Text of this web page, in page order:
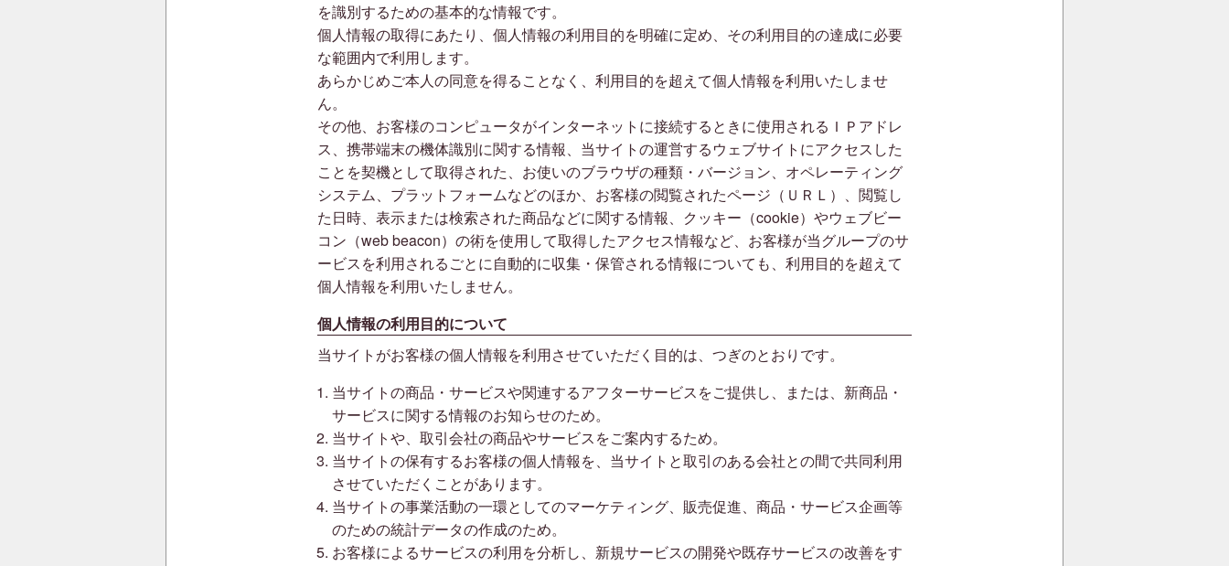
を識別するための基本的な情報です。
個人情報の取得にあたり、個人情報の利用目的を明確に定め、その利用目的の達成に必要
な範囲内で利用します。
あらかじめご本人の同意を得ることなく、利用目的を超えて個人情報を利用いたしませ
ん。
その他、お客様のコンピュータがインターネットに接続するときに使用されるＩＰアドレ
ス、携帯端末の機体識別に関する情報、当サイトの運営するウェブサイトにアクセスした
ことを契機として取得された、お使いのブラウザの種類・バージョン、オペレーティング
システム、プラットフォームなどのほか、お客様の閲覧されたページ（ＵＲＬ）、閲覧し
た日時、表示または検索された商品などに関する情報、クッキー（cookie）やウェブビー
コン（web beacon）の術を使用して取得したアクセス情報など、お客様が当グループのサ
ービスを利用されるごとに自動的に収集・保管される情報についても、利用目的を超えて
個人情報を利用いたしません。
個人情報の利用目的について
当サイトがお客様の個人情報を利用させていただく目的は、つぎのとおりです。
当サイトの商品・サービスや関連するアフターサービスをご提供し、または、新商品・
サービスに関する情報のお知らせのため。
当サイトや、取引会社の商品やサービスをご案内するため。
当サイトの保有するお客様の個人情報を、当サイトと取引のある会社との間で共同利用
させていただくことがあります。
当サイトの事業活動の一環としてのマーケティング、販売促進、商品・サービス企画等
のための統計データの作成のため。
お客様によるサービスの利用を分析し、新規サービスの開発や既存サービスの改善をす